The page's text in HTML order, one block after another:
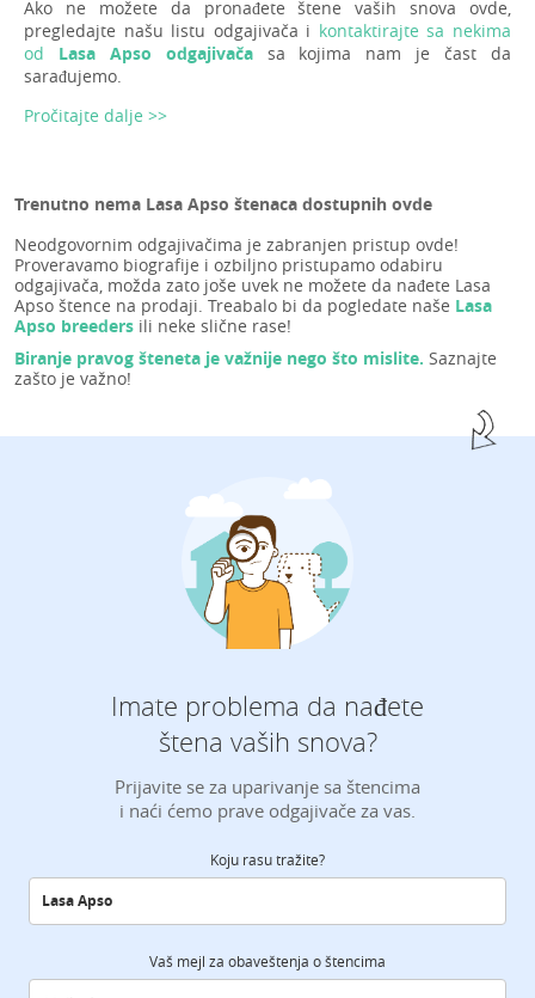
Ako ne možete da pronađete štene vaših snova ovde,
pregledajte našu listu odgajivača i kontaktirajte sa nekima
od Lasa Apso odgajivačasa kojima nam je čast da
sarađujemo.
Pročitajte dalje >>
Trenutno nema Lasa Apso štenaca dostupnih ovde
Neodgovornim odgajivačima je zabranjen pristup ovde!
Proveravamo biografije i ozbiljno pristupamo odabiru
odgajivača, možda zato joše uvek ne možete da nađete Lasa
Apso štence na prodaji. Treabalo bi da pogledate naše Lasa
Apso breeders ili neke slične rase!
Biranje pravog šteneta je važnije nego što mislite. Saznajte
zašto je važno!
Imate problema da nađete
štena vaših snova?
Prijavite se za uparivanje sa štencima
i naći ćemo prave odgajivače za vas.
Koju rasu tražite?
Vaš mejl za obaveštenja o štencima